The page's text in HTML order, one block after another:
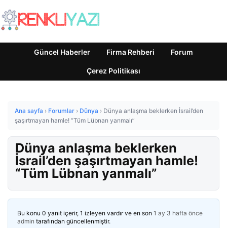
Güncel Haberler Firma Rehberi Forum
Çerez Politikası
Ana sayfa › Forumlar › Dünya › Dünya anlaşma beklerken İsrail’den
şaşırtmayan hamle! “Tüm Lübnan yanmalı”
Dünya anlaşma beklerken
İsrail’den şaşırtmayan hamle!
“Tüm Lübnan yanmalı”
Bu konu 0 yanıt içerir, 1 izleyen vardır ve en son 1 ay 3 hafta önce
admin tarafından güncellenmiştir.